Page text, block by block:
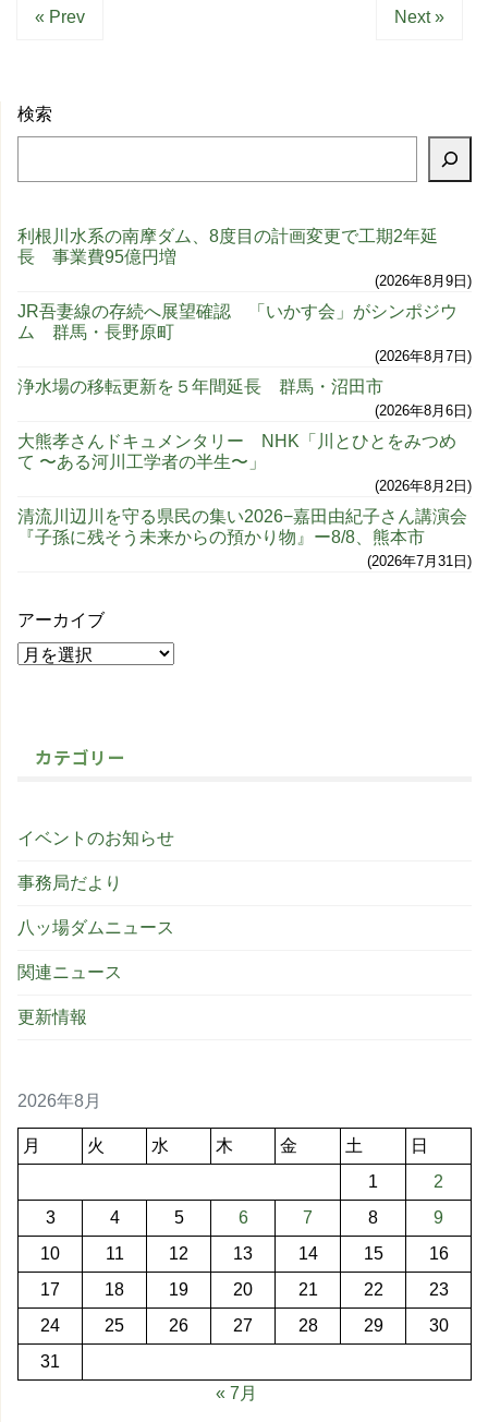
« Prev Next »
検索
利根川水系の南摩ダム、8度目の計画変更で工期2年延
長 事業費95億円増
2026年8月9日
JR吾妻線の存続へ展望確認 「いかす会」がシンポジウ
ム 群馬・長野原町
2026年8月7日
浄水場の移転更新を５年間延長 群馬・沼田市
2026年8月6日
大熊孝さんドキュメンタリー NHK「川とひとをみつめ
て 〜ある河川工学者の半生〜」
2026年8月2日
清流川辺川を守る県民の集い2026−嘉田由紀子さん講演会
『子孫に残そう未来からの預かり物』ー8/8、熊本市
2026年7月31日
アーカイブ
カテゴリー
イベントのお知らせ
事務局だより
八ッ場ダムニュース
関連ニュース
更新情報
2026年8月
月 火 水 木 金 土
日
1
2
3
4 5 6 7 8
9
10
11 12 13 14 15
16
17
18 19 20 21 22
23
24
25 26 27 28 29
30
31
« 7月